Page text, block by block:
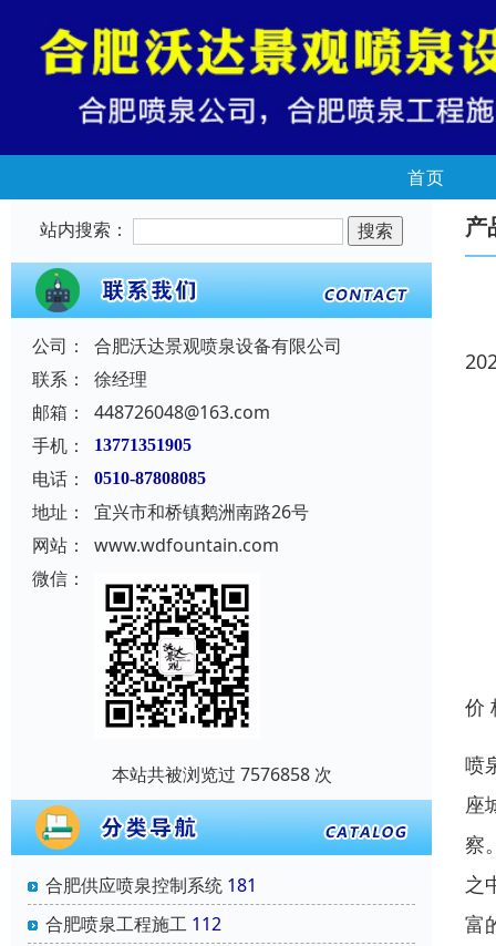
首页
站内搜索：
公司：
合肥沃达景观喷泉设备有限公司
联系：
徐经理
邮箱：
448726048@163.com
手机：
13771351905
电话： 0510-87808085
地址：
宜兴市和桥镇鹅洲南路26号
网站：
www.wdfountain.com
微信：
本站共被浏览过 7576858 次
合肥供应喷泉控制系统 181
合肥喷泉工程施工 112
产
价
喷
座
察
之
富